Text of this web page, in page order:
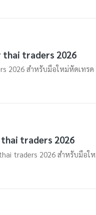
traders 2026
2026 สำหรับมือใหม่หัดเทร
traders 2026
traders 2026 สำหรับมือใ